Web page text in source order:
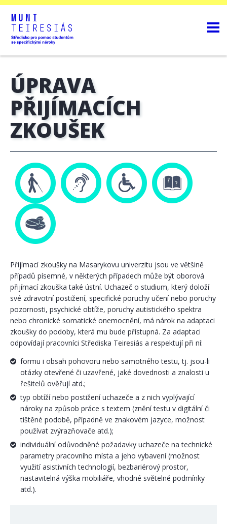
ÚPRAVA
PŘIJÍMACÍCH
ZKOUŠEK
Přijímací zkoušky na Masarykovu univerzitu jsou ve většině
případů písemné, v některých případech může být oborová
přijímací zkouška také ústní. Uchazeč o studium, který doloží
své zdravotní postižení, specifické poruchy učení nebo poruchy
pozornosti, psychické obtíže, poruchy autistického spektra
nebo chronické somatické onemocnění, má nárok na adaptaci
zkoušky do podoby, která mu bude přístupná. Za adaptaci
odpovídají pracovníci Střediska Teiresiás a respektují při ní:
formu i obsah pohovoru nebo samotného testu, tj. jsou-li
otázky otevřené či uzavřené, jaké dovednosti a znalosti u
řešitelů ověřují atd.;
typ obtíží nebo postižení uchazeče a z nich vyplývající
nároky na způsob práce s textem (znění testu v digitální či
tištěné podobě, případně ve znakovém jazyce, možnost
používat zvýrazňovače atd.);
individuální odůvodněné požadavky uchazeče na technické
parametry pracovního místa a jeho vybavení (možnost
využití asistivních technologií, bezbariérový prostor,
nastavitelná výška mobiliáře, vhodné světelné podmínky
atd.).